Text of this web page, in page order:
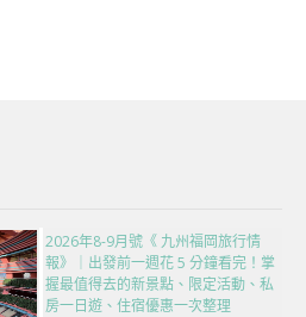
2026年8-9月號《 九州福岡旅行情
報》｜出發前一週花 5 分鐘看完！掌
握最值得去的新景點、限定活動、私
房一日遊、住宿優惠一次整理